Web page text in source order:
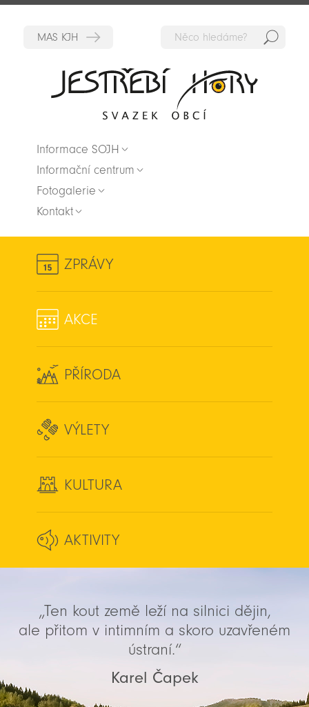
Informace SOJH
Informační centrum
Fotogalerie
Kontakt
ZPRÁVY
AKCE
PŘÍRODA
VÝLETY
KULTURA
AKTIVITY
„Ten kout země leží na silnici dějin,
ale přitom v intimním a skoro uzavřeném
ústraní.“
Karel Čapek